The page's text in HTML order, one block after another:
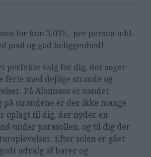
for kun 3.031,- per person inkl.
pool og god beliggenhed!
perfekte valg for dig, der søger
ferie med dejlige strande og
På Alonissos er vandet
strandene er der ikke mange
oplagt til dig, der nyder en
under parasollen, og til dig der
Efter solen er gået
udvalg af barer og